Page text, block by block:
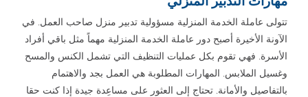
تتولى عاملة الخدمة المنزلية مسؤولية تدبير منزل صاحب العمل. في
الآونة الأخيرة أصبح دور عاملة الخدمة المنزلية مهماً مثل باقي أفراد
الأسرة. فهي تقوم بكل عمليات التنظيف التي تشمل الكنس والمسح
وغسيل الملابس. المهارات المطلوبة هي العمل بجد والاهتمام
بالتفاصيل والأمانة. تحتاج إلى العثور على مساعِدة جيدة إذا كنت حقا